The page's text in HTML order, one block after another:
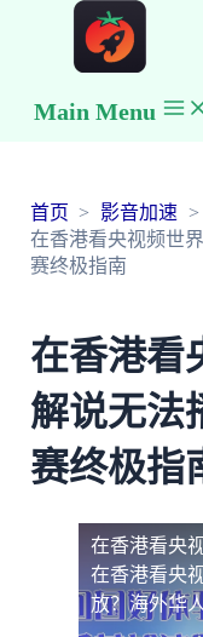
Main Menu
首页
影音加速
在香港看央视频世
赛终极指南
在香港看
解说无法
赛终极指
在香港看央
在香港看央
放？海外华